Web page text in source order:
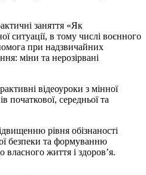
заняття «Як
ситуації, в тому числі воєнного
при надзвичайних
міни та нерозірвані
відеоуроки з мінної
початкової, середньої та
рівня обізнаності
безпеки та формуванню
власного життя і здоров’я.